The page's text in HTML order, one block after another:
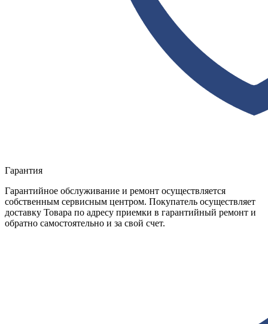
Гарантия
Гарантийное обслуживание и ремонт осуществляется
собственным сервисным центром. Покупатель осуществляет
доставку Товара по адресу приемки в гарантийный ремонт и
обратно самостоятельно и за свой счет.